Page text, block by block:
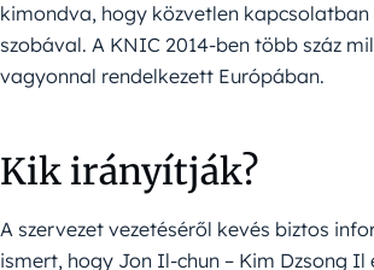
kimondva, hogy közvetlen kapcsolatban
szobával. A KNIC 2014-ben több száz
vagyonnal rendelkezett Európában.
Kik irányítják?
A szervezet vezetéséről kevés biztos
ismert, hogy Jon Il-chun – Kim Dzsong Il